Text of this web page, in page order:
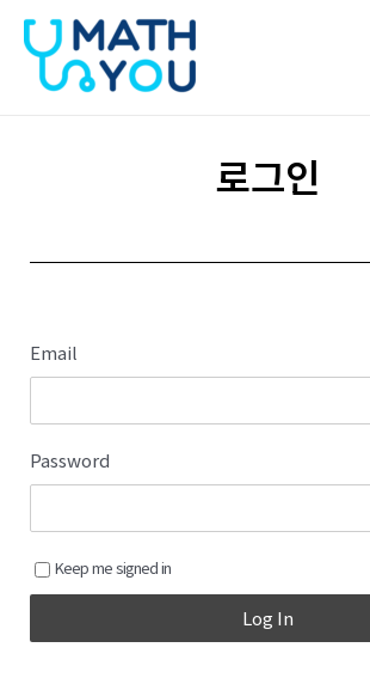
건너뛰기
로그인
Email
Password
Keep me signed in
Log In